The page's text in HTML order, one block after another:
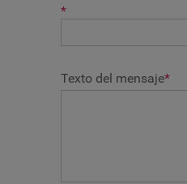
*
Texto del mensaje*